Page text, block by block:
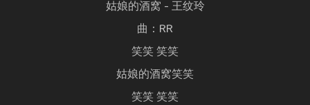
姑娘的酒窝 - 王纹玲
曲：RR
笑笑 笑笑
姑娘的酒窝笑笑
笑笑 笑笑